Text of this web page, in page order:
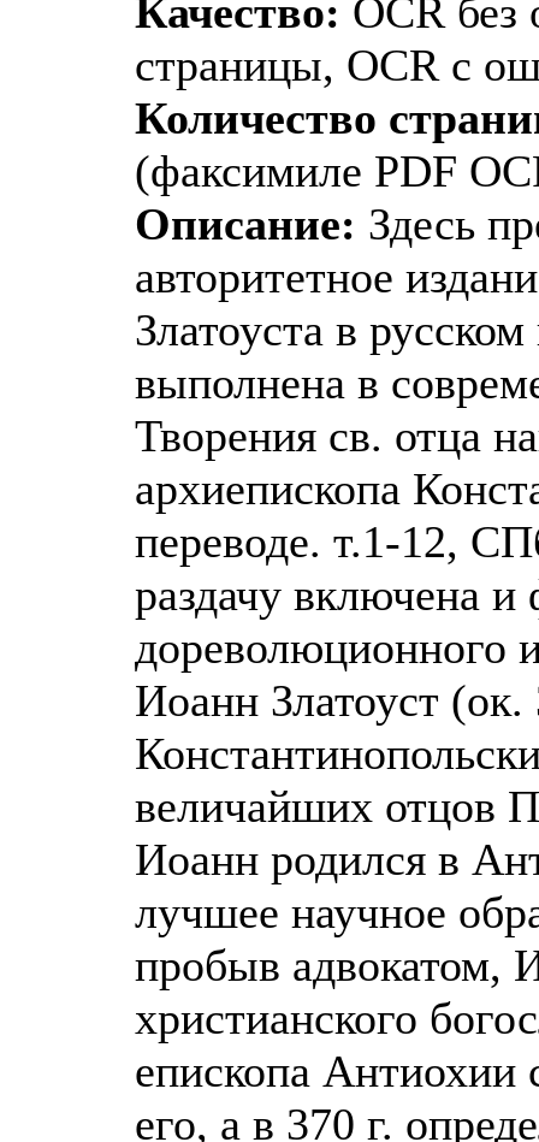
Качество: OCR
страницы, OCR с
Количество
(факсимиле PDF
Описание: Здесь
авторитетное
Златоуста в
выполнена в
Творения св. отца
архиепископа
переводе. т.1-12,
раздачу включена
дореволюционного
Иоанн Златоуст
величайших отцов
Иоанн родился в
лучшее научное
пробыв адвокатом,
христианского
епископа Антиохии
его, а в 370 г.